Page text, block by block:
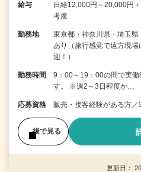
給与
日給12,000円～20,000円
考慮
勤務地
東京都・神奈川県・埼玉
あり（旅行感覚で遠方現
迎！）
勤務時間
9：00～19：00の間で実
す。 ※週2～3日程度か…
応募資格 販売・接客経験がある方
後で見る
更新日：